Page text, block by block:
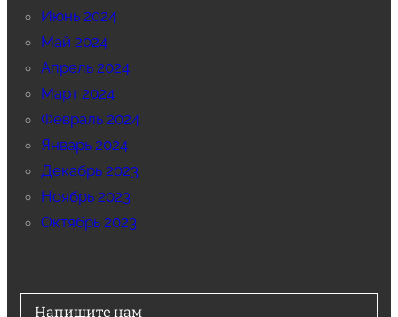
Июнь 2024
Май 2024
Апрель 2024
Март 2024
Февраль 2024
Январь 2024
Декабрь 2023
Ноябрь 2023
Октябрь 2023
Напишите нам